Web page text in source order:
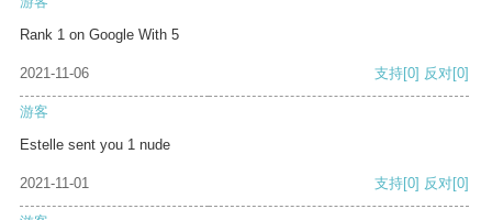
Rank 1 on Google With 5
2021-11-06 支持[0] 反对[0]
游客
Estelle sent you 1 nude
2021-11-01 支持[0] 反对[0]